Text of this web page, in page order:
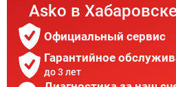
Asko в
Официальный сервис
Гарантийное
до 3 лет